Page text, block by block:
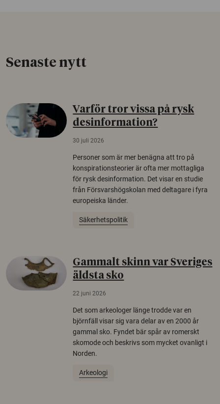
Senaste nytt
Varför tror vissa på rysk
desinformation?
30 juli 2026
Personer som är mer benägna att tro på
konspirationsteorier är ofta mer mottagliga
för rysk desinformation. Det visar en studie
från Försvarshögskolan med deltagare i fyra
europeiska länder.
Säkerhetspolitik
Gammalt skinn var Sveriges
äldsta sko
22 juni 2026
Det som arkeologer länge trodde var en
björnfäll visar sig vara delar av en 2000 år
gammal sko. Fyndet bär spår av romerskt
skomode och beskrivs som mycket ovanligt i
Norden.
Arkeologi